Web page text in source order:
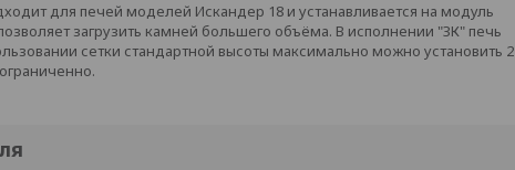
для печей моделей Искандер 18 и устанавливается на модуль
загрузить камней большего объёма. В исполнении "ЗК" печь
сетки стандартной высоты максимально можно установить 2